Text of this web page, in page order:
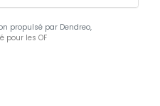
propulsé par Dendreo,
pour les OF